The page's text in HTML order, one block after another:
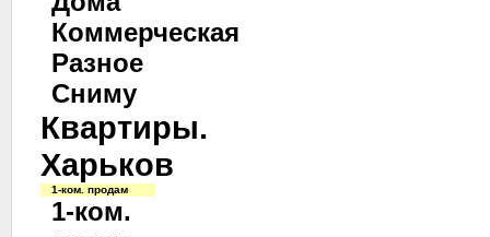
Коммерческая
Разное
Сниму
Квартиры.
Харьков
1-ком. продам
1-ком.